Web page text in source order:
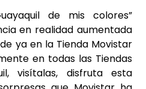
de mis colores”
en realidad aumentada
ya en la Tienda Movistar
en todas las Tiendas
visítalas, disfruta esta